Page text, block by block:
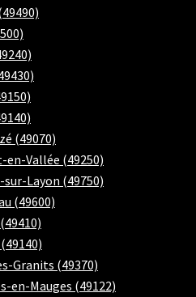
(49070)
Vallée (49250)
Layon (49750)
(49600)
Granits (49370)
en-Mauges (49122)